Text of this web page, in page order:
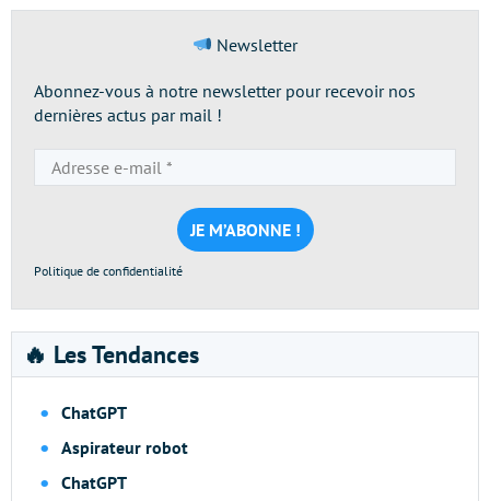
Newsletter
Abonnez-vous à notre newsletter pour recevoir nos
dernières actus par mail !
e-
mail
*
Politique de confidentialité
🔥 Les Tendances
ChatGPT
Aspirateur robot
ChatGPT